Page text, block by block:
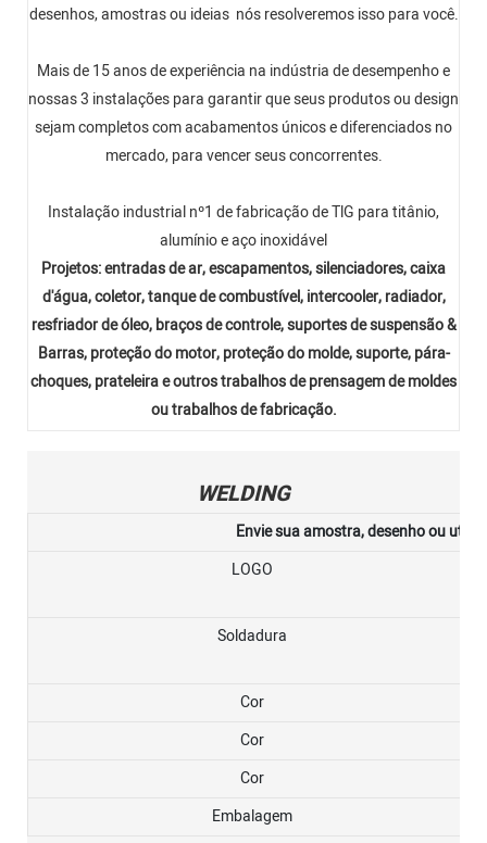
desenhos, amostras ou ideias nós resolveremos isso para você.
Mais de 15 anos de experiência na indústria de desempenho e
nossas 3 instalações para garantir que seus produtos ou design
sejam completos com acabamentos únicos e diferenciados no
mercado, para vencer seus concorrentes.
Instalação industrial nº1 de fabricação de TlG para titânio,
alumínio e aço inoxidável
Projetos: entradas de ar, escapamentos, silenciadores, caixa
d'água, coletor, tanque de combustível, intercooler, radiador,
resfriador de óleo, braços de controle, suportes de suspensão &
Barras, proteção do motor, proteção do molde, suporte, pára-
choques, prateleira e outros trabalhos de prensagem de moldes
ou trabalhos de fabricação.
WELDING
Envie sua amostra, desenho ou
LOGO
Soldadura
Cor
Cor
Cor
Embalagem